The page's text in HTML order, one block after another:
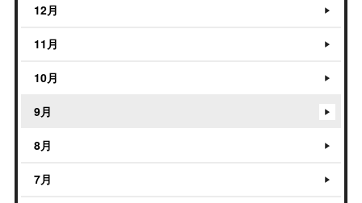
12月
11月
10月
9月
8月
7月